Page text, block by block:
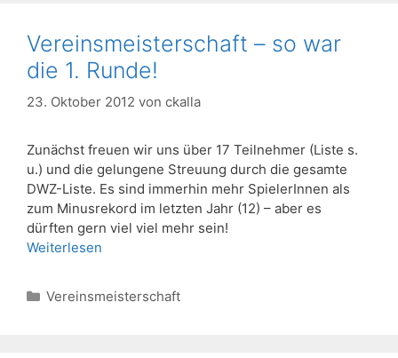
Vereinsmeisterschaft – so war
die 1. Runde!
23. Oktober 2012 von ckalla
Zunächst freuen wir uns über 17 Teilnehmer (Liste s.
u.) und die gelungene Streuung durch die gesamte
DWZ-Liste. Es sind immerhin mehr SpielerInnen als
zum Minusrekord im letzten Jahr (12) – aber es
dürften gern viel viel mehr sein!
Weiterlesen
Kategorien
Vereinsmeisterschaft